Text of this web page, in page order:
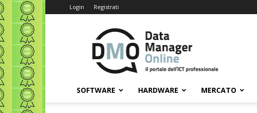
Login Registrati
Data
Manager
Online
SOFTWARE HARDWARE MERCATO